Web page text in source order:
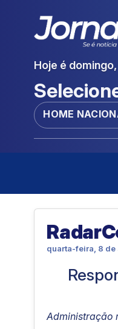
Hoje é
HOME
quarta-feira, 8
Administração